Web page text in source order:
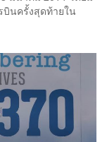
บินครั้งสุดท้ายใน